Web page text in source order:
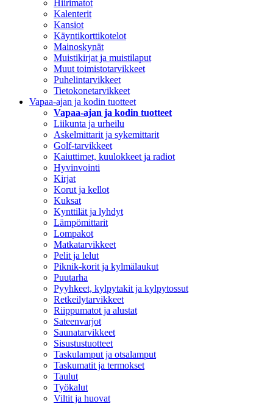
Hiirimatot
Kalenterit
Kansiot
Käyntikorttikotelot
Mainoskynät
Muistikirjat ja muistilaput
Muut toimistotarvikkeet
Puhelintarvikkeet
Tietokonetarvikkeet
Vapaa-ajan ja kodin tuotteet
Vapaa-ajan ja kodin tuotteet
Liikunta ja urheilu
Askelmittarit ja sykemittarit
Golf-tarvikkeet
Kaiuttimet, kuulokkeet ja radiot
Hyvinvointi
Kirjat
Korut ja kellot
Kuksat
Kynttilät ja lyhdyt
Lämpömittarit
Lompakot
Matkatarvikkeet
Pelit ja lelut
Piknik-korit ja kylmälaukut
Puutarha
Pyyhkeet, kylpytakit ja kylpytossut
Retkeilytarvikkeet
Riippumatot ja alustat
Sateenvarjot
Saunatarvikkeet
Sisustustuotteet
Taskulamput ja otsalamput
Taskumatit ja termokset
Taulut
Työkalut
Viltit ja huovat